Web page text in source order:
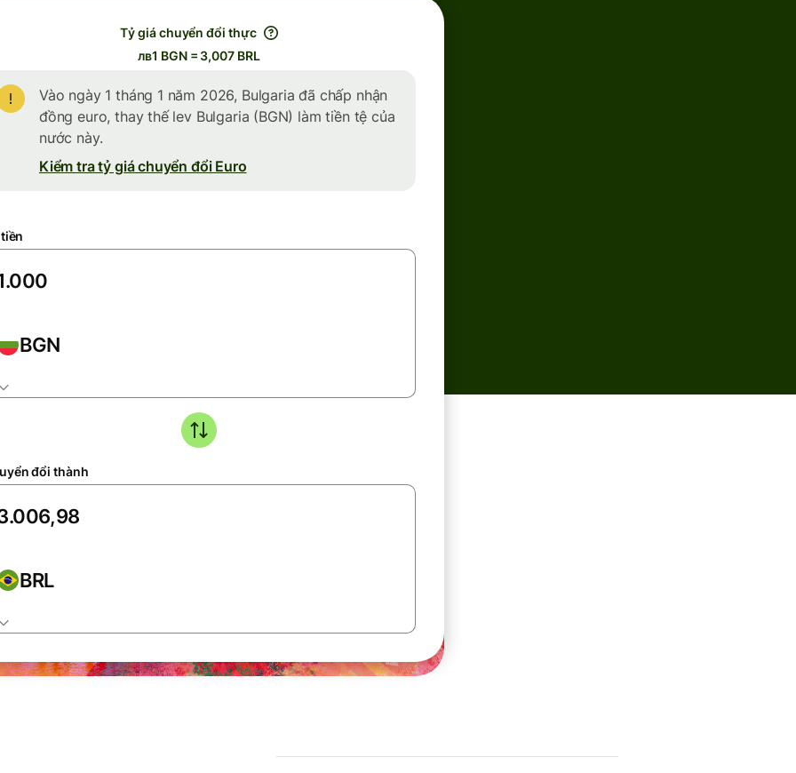
Tỷ giá chuyển đổi thực
лв1 BGN = 3,007 BRL
Vào ngày 1 tháng 1 năm 2026, Bulgaria đã chấp nhận
đồng euro, thay thế lev Bulgaria (BGN) làm tiền tệ của
nước này.
Kiểm tra tỷ giá chuyển đổi Euro
BGN
đổi thành
BRL